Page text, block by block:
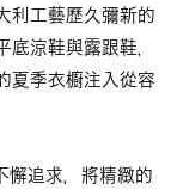
利工藝歷久彌新的
涼鞋與露跟鞋，
夏季衣櫥注入從容
懈追求，將精緻的